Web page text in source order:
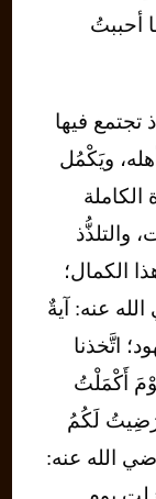
أحببتُ
تجتمع فيها
ويَكْمُل
والتلذُّذ
الكمال؛
عنه: آيةٌ
اتَّخذنا
أَكْمَلْتُ
لَكُمُ
قال عمر رضي الله عنه: